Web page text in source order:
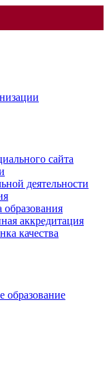
сайта
деятельности
образования
аккредитация
качества
образование